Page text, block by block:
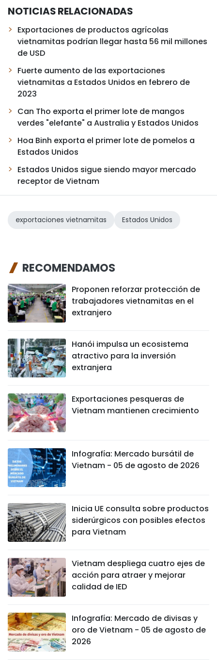
NOTICIAS RELACIONADAS
Exportaciones de productos agrícolas
vietnamitas podrían llegar hasta 56 mil millones
de USD
Fuerte aumento de las exportaciones
vietnamitas a Estados Unidos en febrero de
2023
Can Tho exporta el primer lote de mangos
verdes "elefante" a Australia y Estados Unidos
Hoa Binh exporta el primer lote de pomelos a
Estados Unidos
Estados Unidos sigue siendo mayor mercado
receptor de Vietnam
exportaciones vietnamitas Estados Unidos
RECOMENDAMOS
Proponen reforzar protección de
trabajadores vietnamitas en el
extranjero
Hanói impulsa un ecosistema
atractivo para la inversión
extranjera
Exportaciones pesqueras de
Vietnam mantienen crecimiento
Infografía: Mercado bursátil de
Vietnam - 05 de agosto de 2026
Inicia UE consulta sobre productos
siderúrgicos con posibles efectos
para Vietnam
Vietnam despliega cuatro ejes de
acción para atraer y mejorar
calidad de IED
Infografía: Mercado de divisas y
oro de Vietnam - 05 de agosto de
2026